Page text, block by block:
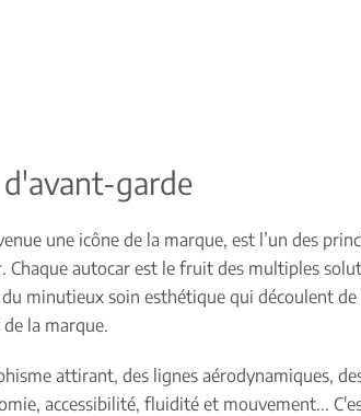
garde
une icône de la marque, est l’un des
Chaque autocar est le fruit des multiples
minutieux soin esthétique qui découlent de
de la marque.
attirant, des lignes aérodynamiques,
accessibilité, fluidité et mouvement...